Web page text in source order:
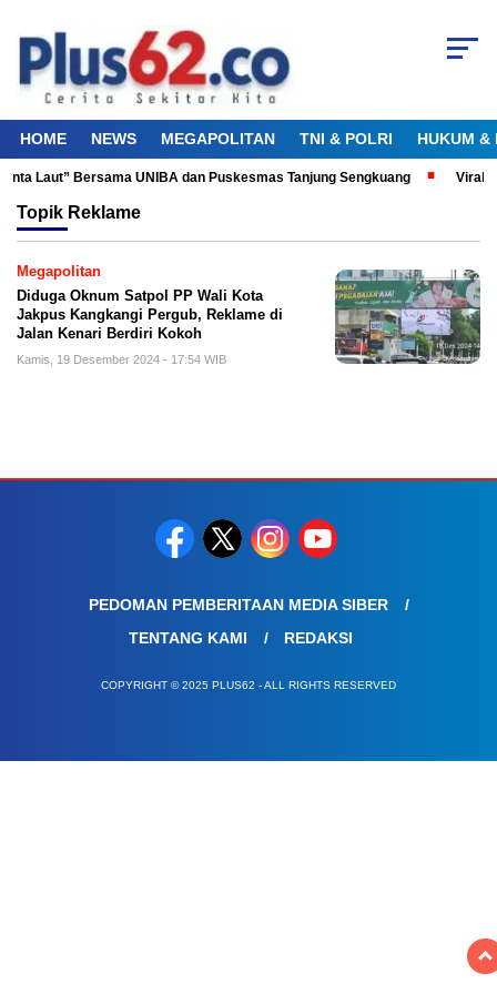
HOME NEWS MEGAPOLITAN TNI & POLRI HUKUM &
Laut” Bersama UNIBA dan Puskesmas Tanjung Sengkuang Viral!
Topik Reklame
Megapolitan
Diduga Oknum Satpol PP Wali Kota
Jakpus Kangkangi Pergub, Reklame di
Jalan Kenari Berdiri Kokoh
Kamis, 19 Desember 2024 - 17:54 WIB
PEDOMAN PEMBERITAAN MEDIA SIBER
TENTANG KAMI
REDAKSI
COPYRIGHT © 2025 PLUS62 - ALL RIGHTS RESERVED